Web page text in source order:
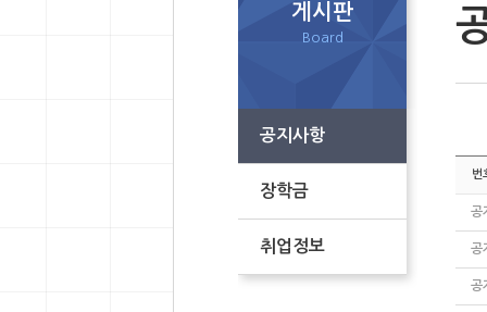
게시판
Board
공지사항
장학금
취업정보
번
공
공
공